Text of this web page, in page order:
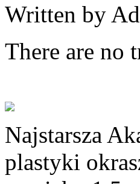
Written by
There are no
Najstarsza
plastyki